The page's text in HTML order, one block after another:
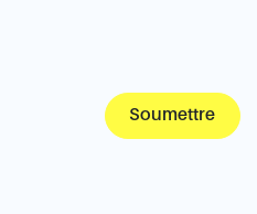
Soumettre